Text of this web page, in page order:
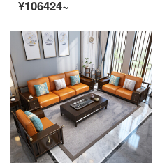
¥106424~